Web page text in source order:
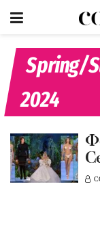
Spring/
2024